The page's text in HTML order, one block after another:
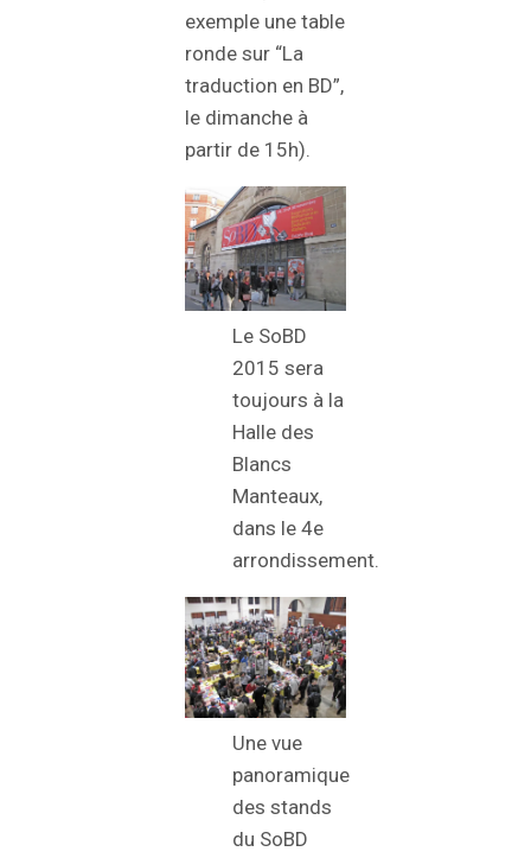
exemple une table
ronde sur “La
traduction en BD”,
le dimanche à
partir de 15h).
Le SoBD
2015 sera
toujours à la
Halle des
Blancs
Manteaux,
dans le 4e
arrondissement.
Une vue
panoramique
des stands
du SoBD